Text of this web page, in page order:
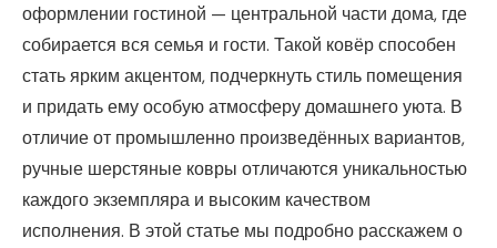
оформлении гостиной — центральной части дома, где
собирается вся семья и гости. Такой ковёр способен
стать ярким акцентом, подчеркнуть стиль помещения
и придать ему особую атмосферу домашнего уюта. В
отличие от промышленно произведённых вариантов,
ручные шерстяные ковры отличаются уникальностью
каждого экземпляра и высоким качеством
исполнения. В этой статье мы подробно расскажем о